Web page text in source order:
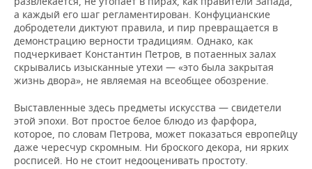
а каждый его шаг регламентирован. Конфуцианские
добродетели диктуют правила, и пир превращается в
демонстрацию верности традициям. Однако, как
подчеркивает Константин Петров, в потаенных залах
скрывались изысканные утехи — «это была закрытая
жизнь двора», не являемая на всеобщее обозрение.
Выставленные здесь предметы искусства — свидетели
этой эпохи. Вот простое белое блюдо из фарфора,
которое, по словам Петрова, может показаться европейцу
даже чересчур скромным. Ни броского декора, ни ярких
росписей. Но не стоит недооценивать простоту.